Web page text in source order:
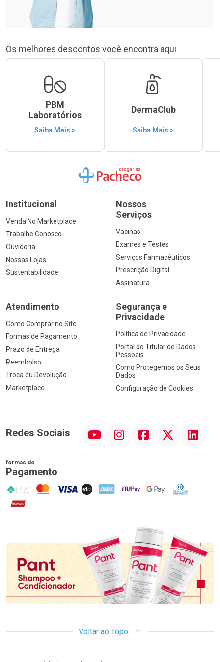
Os melhores descontos você encontra aqui
PBM
Laboratórios
Saiba Mais >
DermaClub
Saiba Mais >
Ir para a Home
Institucional
Venda No Marketplace
Trabalhe Conosco
Ouvidoria
Nossas Lojas
Sustentabilidade
Nossos
Serviços
Vacinas
Exames e Testes
Serviços Farmacêuticos
Prescrição Digital
Assinatura
Atendimento
Como Comprar no Site
Formas de Pagamento
Prazo de Entrega
Reembolso
Troca ou Devolução
Marketplace
Segurança e
Privacidade
Política de Privacidade
Portal do Titular de Dados
Pessoais
Como Protegemos os Seus
Dados
Configuração de Cookies
Redes Sociais InstagramFacebookTwitter Linkedin
formas de
Pagamento
PIX MasterCard
VISA ELO AMEX NuPay Google PayDiners Club
Hipercard
Voltar ao Topo